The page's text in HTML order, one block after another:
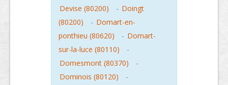
Devise (80200)
- Doingt
(80200)
- Domart-en-
ponthieu (80620)
- Domart-
sur-la-luce (80110)
-
Domesmont (80370)
-
Dominois (80120)
-